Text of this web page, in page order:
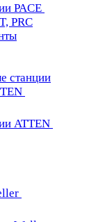
PACE
PRC
станции
ATTEN